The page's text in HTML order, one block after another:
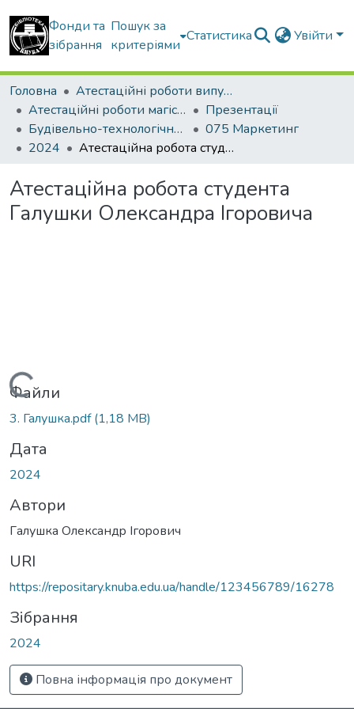
Фонди та
зібрання
Пошук за
критеріями
Статистика Увійти
Головна
Атестаційні роботи випускників
Атестаційні роботи магістрів
Презентації
Будівельно-технологічний факультет
075 Маркетинг
2024
Атестаційна робота студента Гaлушки Олекcaндpa Iгоpовичa
Атестаційна робота студента
Гaлушки Олекcaндpa Iгоpовичa
Вантажиться...
Файли
3. Галушка.pdf(1,18 MB)
Дата
2024
Автори
Гaлушка Олекcaндp Iгоpович
URI
https://repositary.knuba.edu.ua/handle/123456789/16278
Зібрання
2024
Повна інформація про документ